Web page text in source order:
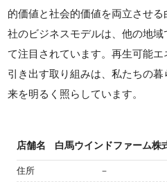
的価値と社会的価値を両立させ
社のビジネスモデルは、他の地
て注目されています。再生可能
引き出す取り組みは、私たちの
来を明るく照らしています。
店舗名 白馬ウインドファーム株
住所 －